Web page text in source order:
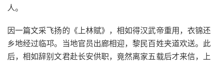
人。
因一篇文采飞扬的《上林赋》，相如得汉武帝重用，衣锦还
乡地经过临邛。当地官员出廊相迎，黎民百姓夹道欢送。此
后，相如辞别文君赴长安供职，竟然离家五载后才来信，上